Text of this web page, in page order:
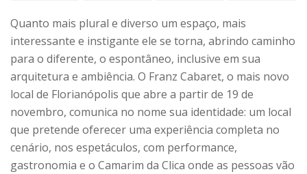
Quanto mais plural e diverso um espaço, mais
interessante e instigante ele se torna, abrindo caminho
para o diferente, o espontâneo, inclusive em sua
arquitetura e ambiência. O Franz Cabaret, o mais novo
local de Florianópolis que abre a partir de 19 de
novembro, comunica no nome sua identidade: um local
que pretende oferecer uma experiência completa no
cenário, nos espetáculos, com performance,
gastronomia e o Camarim da Clica onde as pessoas vão